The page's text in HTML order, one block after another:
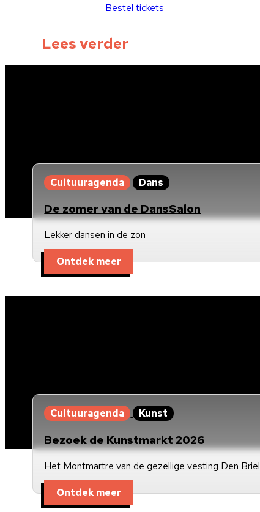
Bestel tickets
Lees verder
Cultuuragenda Dans
De zomer van de DansSalon
Lekker dansen in de zon
Ontdek meer
Cultuuragenda Kunst
Bezoek de Kunstmarkt 2026
Het Montmartre van de gezellige vesting Den Briel
Ontdek meer